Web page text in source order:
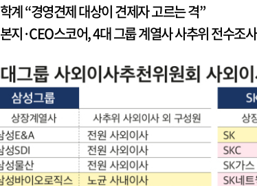
학계 “경영견제 대상이 견제자 고르는 격”
본지·CEO스코어, 4대 그룹 계열사 사추위 전수조사